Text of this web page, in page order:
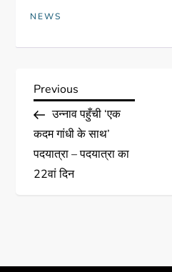
NEWS
Previous
उन्नाव पहुँची ‘एक
कदम गांधी के साथ’
पदयात्रा – पदयात्रा का
22वां दिन